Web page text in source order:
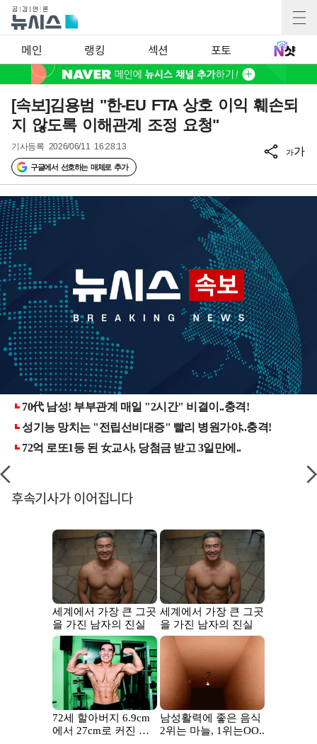
메인 랭킹 섹션 포토
[속보]김용범 "한-EU FTA 상호 이익 훼손되
지 않도록 이해관계 조정 요청"
기사등록 2026/06/11 16:28:13
구글에서 선호하는 매체로 추가
가가
후속기사가 이어집니다